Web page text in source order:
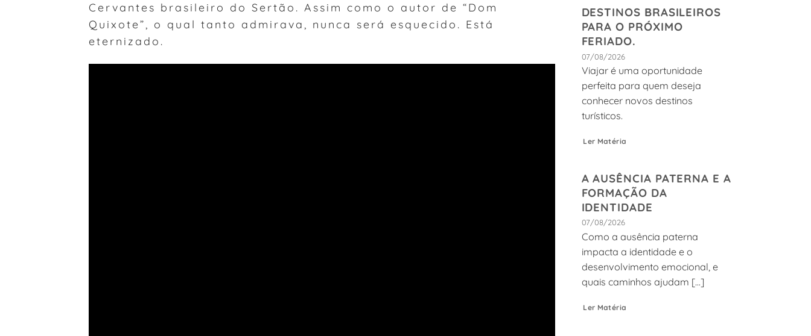
Cervantes brasileiro do Sertão. Assim como o autor de “Dom
Quixote”, o qual tanto admirava, nunca será esquecido. Está
eternizado.
DESTINOS BRASILEIROS
PARA O PRÓXIMO
FERIADO.
07/08/2026
Viajar é uma oportunidade
perfeita para quem deseja
conhecer novos destinos
turísticos.
Ler Matéria
A AUSÊNCIA PATERNA E A
FORMAÇÃO DA
IDENTIDADE
07/08/2026
Como a ausência paterna
impacta a identidade e o
desenvolvimento emocional, e
quais caminhos ajudam [...]
Ler Matéria